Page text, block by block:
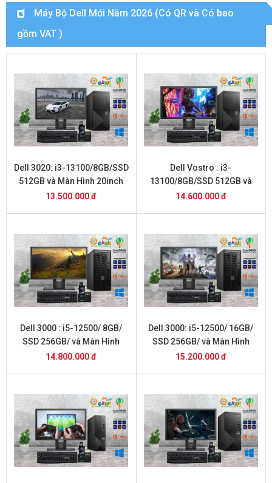
Máy Bộ Dell Mới Năm 2026 (Có QR và Có bao
gồm VAT )
Dell 3020: i3-13100/8GB/SSD
512GB và Màn Hình 20inch
13.500.000 đ
Dell Vostro : i3-
13100/8GB/SSD 512GB và
Màn Hình 22inch
14.600.000 đ
Dell 3000 : i5-12500/ 8GB/
SSD 256GB/ và Màn Hình
20inch
14.800.000 đ
Dell 3000: i5-12500/ 16GB/
SSD 256GB/ và Màn Hình
22inch
15.200.000 đ